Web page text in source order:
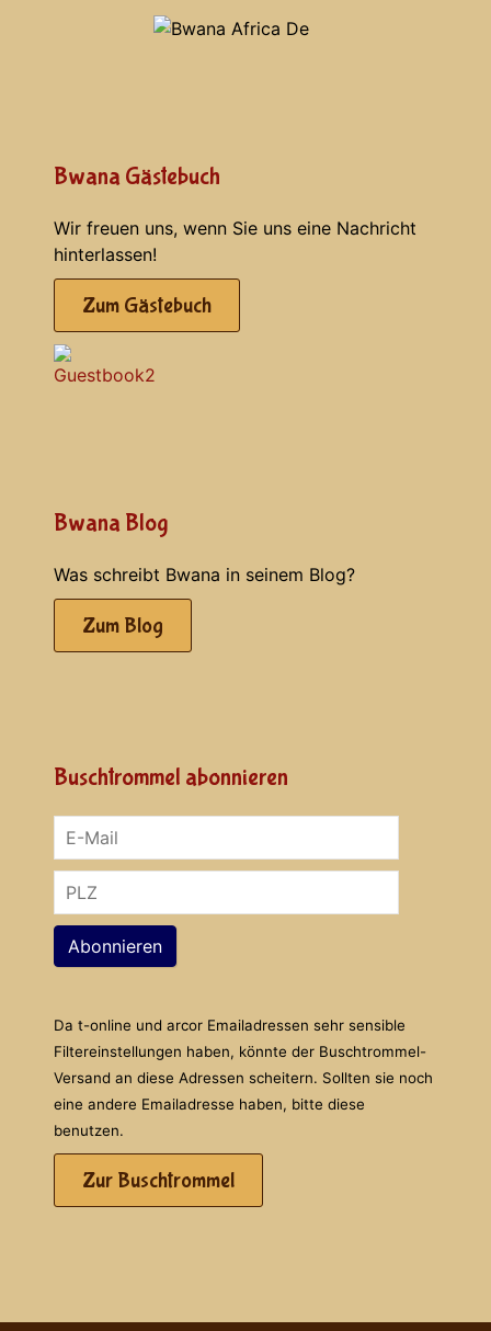
Bwana Gästebuch
Wir freuen uns, wenn Sie uns eine Nachricht
hinterlassen!
Zum Gästebuch
Bwana Blog
Was schreibt Bwana in seinem Blog?
Zum Blog
Buschtrommel abonnieren
Abonnieren
Da t-online und arcor Emailadressen sehr sensible
Filtereinstellungen haben, könnte der Buschtrommel-
Versand an diese Adressen scheitern. Sollten sie noch
eine andere Emailadresse haben, bitte diese
benutzen.
Zur Buschtrommel